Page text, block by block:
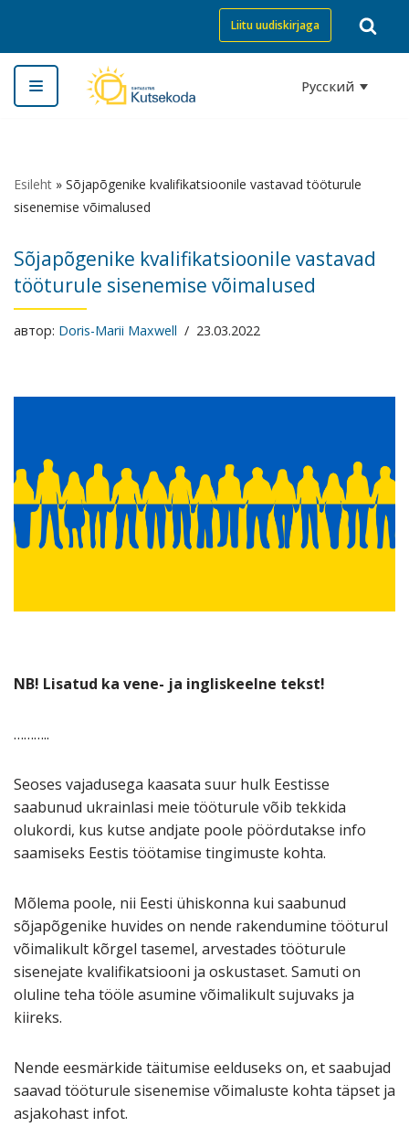
Перейти
к
содержимому
Liitu uudiskirjaga
Русский
Esileht » Sõjapõgenike kvalifikatsioonile vastavad tööturule
sisenemise võimalused
Sõjapõgenike kvalifikatsioonile vastavad
tööturule sisenemise võimalused
автор: Doris-Marii Maxwell 23.03.2022
NB! Lisatud ka vene- ja ingliskeelne tekst!
………..
Seoses vajadusega kaasata suur hulk Eestisse
saabunud ukrainlasi meie tööturule võib tekkida
olukordi, kus kutse andjate poole pöördutakse info
saamiseks Eestis töötamise tingimuste kohta.
Mõlema poole, nii Eesti ühiskonna kui saabunud
sõjapõgenike huvides on nende rakendumine tööturul
võimalikult kõrgel tasemel, arvestades tööturule
sisenejate kvalifikatsiooni ja oskustaset. Samuti on
oluline teha tööle asumine võimalikult sujuvaks ja
kiireks.
Nende eesmärkide täitumise eelduseks on, et saabujad
saavad tööturule sisenemise võimaluste kohta täpset ja
asjakohast infot.